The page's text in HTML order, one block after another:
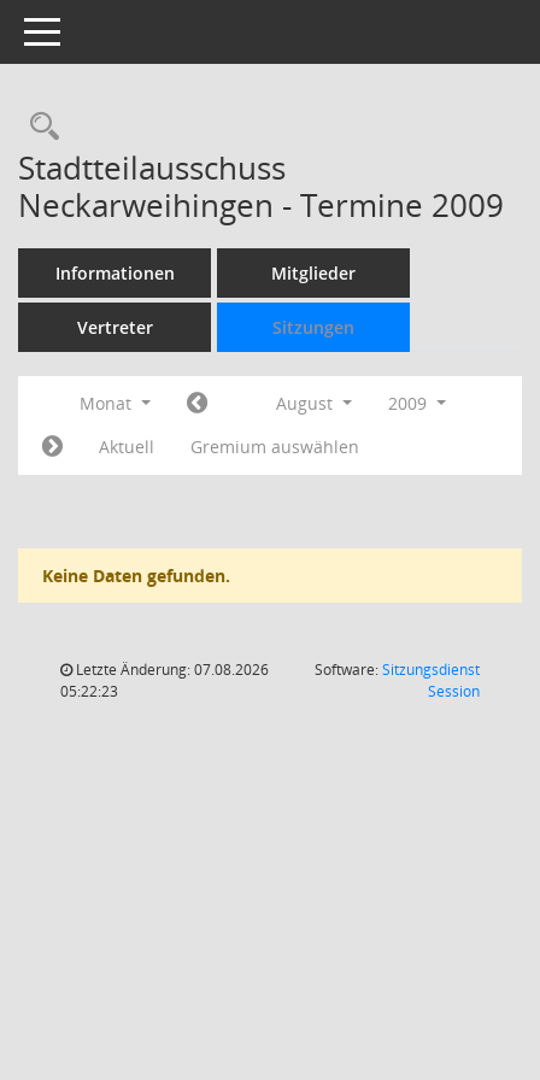
Toggle navigation
Rechercheauswahl
Stadtteilausschuss
Neckarweihingen - Termine 2009
Informationen Mitglieder
Vertreter Sitzungen
Monat August
2009
Aktuell
Gremium auswählen
Keine Daten gefunden.
Letzte Änderung: 07.08.2026
05:22:23
Software:Sitzungsdienst
Session(Wird in